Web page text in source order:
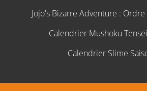
Jojo's Bizarre Adventure :
Calendrier Mushoku
Calendrier Slime